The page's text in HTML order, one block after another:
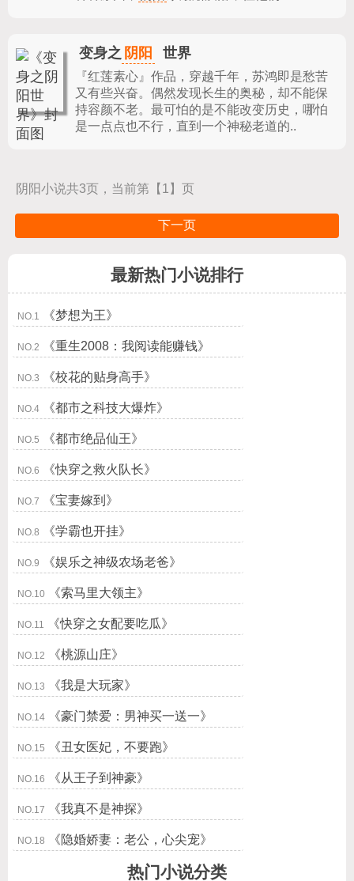
变身之 阴阳 世界
『红莲素心』作品， 穿越千年，苏鸿即是愁苦
又有些兴奋。偶然发现长生的奥秘，却不能保
持容颜不老。最可怕的是不能改变历史，哪怕
是一点点也不行，直到一个神秘老道的..
阴阳小说共3页，当前第【1】页
下一页
最新热门小说排行
NO.1 《梦想为王》
NO.2 《重生2008：我阅读能赚钱》
NO.3 《校花的贴身高手》
NO.4 《都市之科技大爆炸》
NO.5 《都市绝品仙王》
NO.6 《快穿之救火队长》
NO.7 《宝妻嫁到》
NO.8 《学霸也开挂》
NO.9 《娱乐之神级农场老爸》
NO.10 《索马里大领主》
NO.11 《快穿之女配要吃瓜》
NO.12 《桃源山庄》
NO.13 《我是大玩家》
NO.14 《豪门禁爱：男神买一送一》
NO.15 《丑女医妃，不要跑》
NO.16 《从王子到神豪》
NO.17 《我真不是神探》
NO.18 《隐婚娇妻：老公，心尖宠》
热门小说分类